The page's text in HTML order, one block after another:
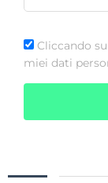
Cliccando
miei dati